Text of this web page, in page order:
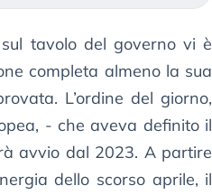
tavolo del governo vi è
completa almeno la sua
L’ordine del giorno,
- che aveva definito il
avvio dal 2023. A partire
dello scorso aprile, il